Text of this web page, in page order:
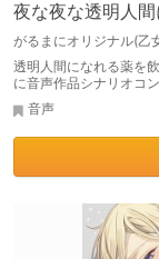
夜な夜な透明人
がるまにオリジナル(乙
透明人間になれる薬を
に音声作品シナリオコ
音声